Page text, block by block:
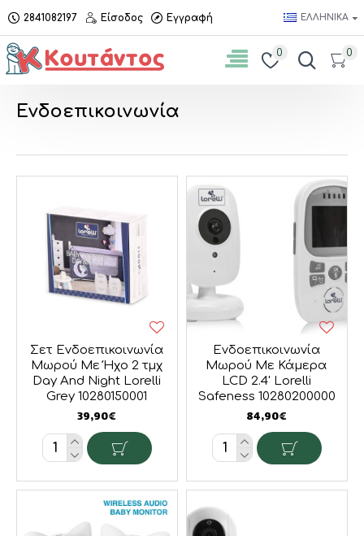
2841082197 Είσοδος Εγγραφή ΕΛΛΗΝΙΚΆ
0 0
Ενδοεπικοινωνία
Σετ Ενδοεπικοινωνία
Μωρού Με Ήχο 2 τμχ
Day And Night Lorelli
Grey 10280150001
39,90€
Ενδοεπικοινωνία
Μωρού Με Κάμερα
LCD 2.4' Lorelli
Safeness 10280200000
84,90€